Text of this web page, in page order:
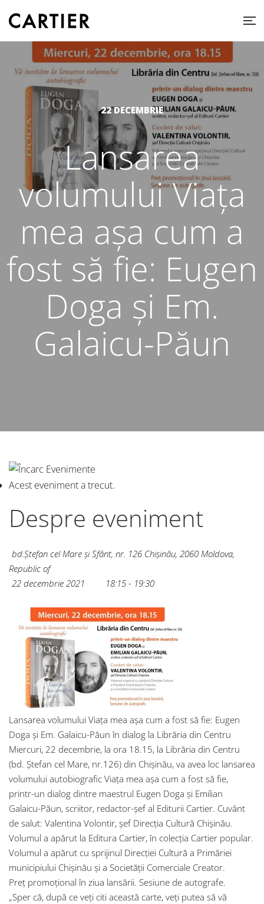
22 DECEMBRIE
Lansarea
volumului Viața
mea așa cum a
fost să fie: Eugen
Doga și Em.
Galaicu-Păun
Acest eveniment a trecut.
Despre eveniment
bd.Ștefan cel Mare și Sfânt, nr. 126 Chișinău, 2060 Moldova,
Republic of
22 decembrie 2021
18:15 - 19:30
Lansarea volumului Viața mea așa cum a fost să fie: Eugen
Doga și Em. Galaicu-Păun în dialog la Librăria din Centru
Miercuri, 22 decembrie, la ora 18.15, la Librăria din Centru
(bd. Ștefan cel Mare, nr.126) din Chișinău, va avea loc lansarea
volumului autobiografic Viața mea așa cum a fost să fie,
printr-un dialog dintre maestrul Eugen Doga și Emilian
Galaicu-Păun, scriitor, redactor-șef al Editurii Cartier. Cuvânt
de salut: Valentina Volontir, șef Direcția Cultură Chișinău.
Volumul a apărut la Editura Cartier, în colecția Cartier popular.
Volumul a apărut cu sprijinul Direcției Cultură a Primăriei
municipiului Chișinău și a Societății Comerciale Creator.
Preț promoțional în ziua lansării. Sesiune de autografe.
„Sper că, după ce veți citi această carte, veți putea să vă